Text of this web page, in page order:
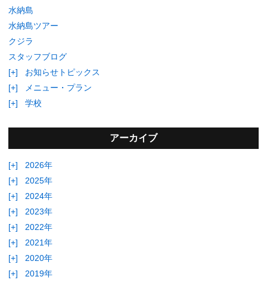
水納島
水納島ツアー
クジラ
スタッフブログ
[+]
お知らせトピックス
[+]
メニュー・プラン
[+]
学校
アーカイブ
[+]
2026年
[+]
2025年
[+]
2024年
[+]
2023年
[+]
2022年
[+]
2021年
[+]
2020年
[+]
2019年